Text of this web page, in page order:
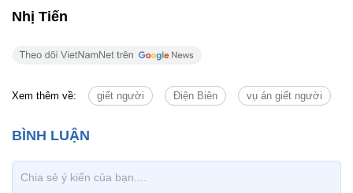
Nhị Tiến
Xem thêm về: giết người Điện Biên vụ án giết người